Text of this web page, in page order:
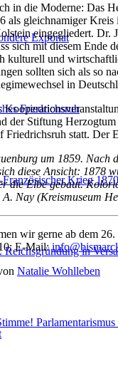
Exponat
Friedrichsruh
Französischer Krieg
Reichsgründung in
in die Moderne: Das
als gleichnamiger Kreis
eingegliedert. Dr.
sich mit diesem Ende
kulturell und
sollten sich als so
in
der Stiftung
Friedrichsruh statt. Der
um 1859. Nach
diese Ansicht: 1878
die Elbe gebaut.
Nay (Kreismuseum
wir gerne ab dem 26.
E-Mail:
Natalie Wohlleben